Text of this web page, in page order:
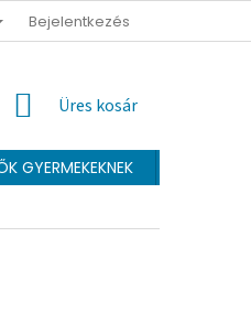
ÜZLETI FELTÉTELEK
Bejelentkezés
KOSÁR
Üres kosár
GYERMEKEKNEK